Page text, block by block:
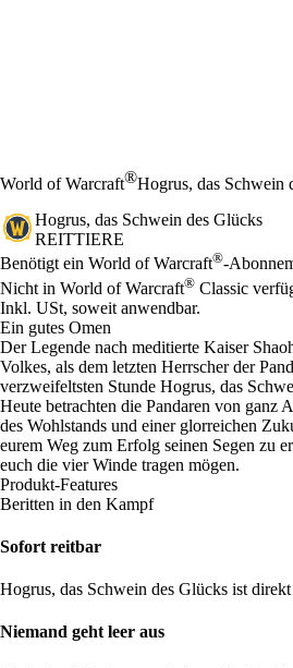
World of Warcraft®Hogrus, das Schwein
Hogrus, das Schwein des Glücks
REITTIERE
Preis
Available actions
Benötigt ein World of Warcraft®-
Nicht in World of Warcraft® Classic
Inkl. USt, soweit anwendbar.
Ein gutes Omen
Der Legende nach meditierte Kaiser
Volkes, als dem letzten Herrscher der
verzweifeltsten Stunde Hogrus, das
Heute betrachten die Pandaren von ganz
des Wohlstands und einer glorreichen
eurem Weg zum Erfolg seinen Segen zu
euch die vier Winde tragen mögen.
Produkt-Features
Beritten in den Kampf
Sofort reitbar
Hogrus, das Schwein des Glücks ist
Niemand geht leer aus